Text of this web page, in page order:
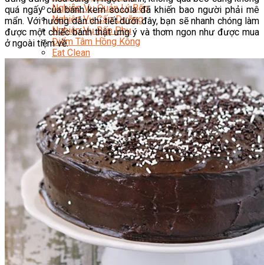
Nghiệp Vụ Quản Lý Bếp
Nghiệp Vụ Cấp Dưỡng
Nghiệp Vụ Bếp Phụ
Điểm Tâm Hồng Kông
Eat Clean
Food Stylist
Master Class
Bếp Gia Đình
Học Nấu Ăn Mở Quán
Chuyên Đề Bếp Nóng
Khởi Sự Kinh Doanh Ngành F&B
Khởi Sự Kinh Doanh Nhà Hàng
Bí Quyết Kinh Doanh và Vận Hành Mô Hình Ẩm
Thực
Video Dạy Nấu Ăn
Pha Chế
Nghiệp Vụ Bar Trưởng
Nghiệp Vụ Bartender Chuyên Nghiệp
Nghiệp Vụ Barista Chuyên Nghiệp
Nghiệp Vụ Flair Bartending Chuyên Nghiệp
Nghiệp Vụ Pha Chế Đặc Biệt
Nghiệp Vụ Pha Chế Tổng Hợp
Nghiệp Vụ Quản Lý Bar
quá ngấy của bánh kem socola đã khiến bao người phải mê
mẩn. Với hướng dẫn chi tiết dưới đây, bạn sẽ nhanh chóng làm
được một chiếc bánh thật ưng ý và thơm ngon như được mua
ở ngoài tiệm về.